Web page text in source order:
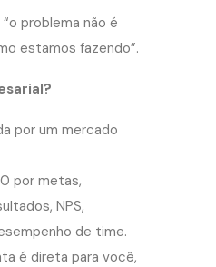
problema não é
estamos fazendo”.
por um mercado
por metas,
NPS,
de time.
é direta para você,